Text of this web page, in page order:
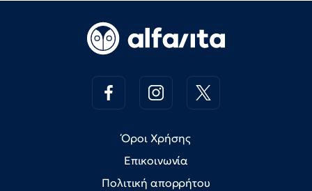
Όροι Χρήσης
Επικοινωνία
Πολιτική απορρήτου